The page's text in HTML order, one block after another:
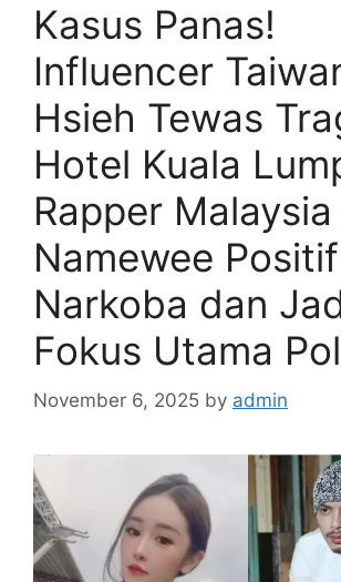
Kasus Panas!
Influencer
Hsieh Tewas
Hotel Kuala
Rapper Malaysia
Namewee Positif
Narkoba dan
Fokus Utama
November 6, 2025 by admin